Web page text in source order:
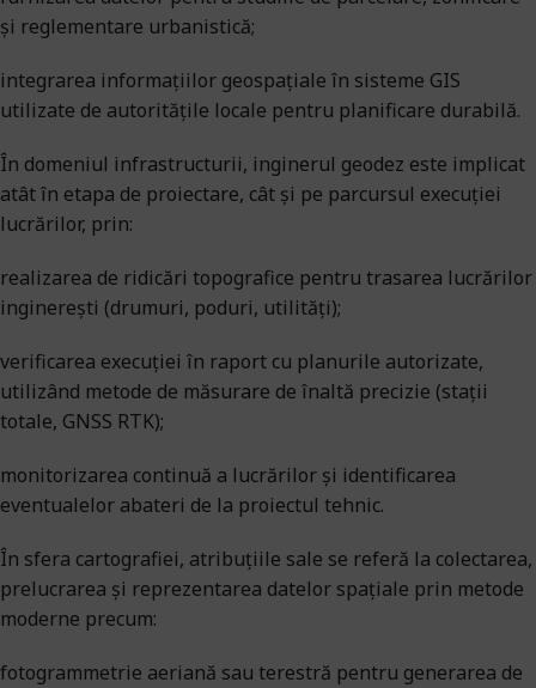
și reglementare urbanistică;
integrarea informațiilor geospațiale în sisteme GIS
utilizate de autoritățile locale pentru planificare durabilă.
În domeniul infrastructurii, inginerul geodez este implicat
atât în etapa de proiectare, cât și pe parcursul execuției
lucrărilor, prin:
realizarea de ridicări topografice pentru trasarea lucrărilor
inginerești (drumuri, poduri, utilități);
verificarea execuției în raport cu planurile autorizate,
utilizând metode de măsurare de înaltă precizie (stații
totale, GNSS RTK);
monitorizarea continuă a lucrărilor și identificarea
eventualelor abateri de la proiectul tehnic.
În sfera cartografiei, atribuțiile sale se referă la colectarea,
prelucrarea și reprezentarea datelor spațiale prin metode
moderne precum:
fotogrammetrie aeriană sau terestră pentru generarea de